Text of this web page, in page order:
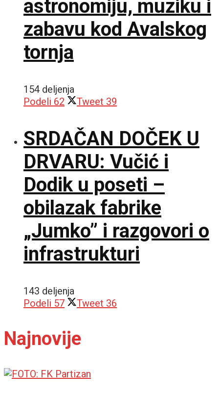
astronomiju, muziku i
zabavu kod Avalskog
tornja
154 deljenja
Podeli 62 Tweet 39
SRDAČAN DOČEK U
DRVARU: Vučić i
Dodik u poseti –
obilazak fabrike
„Jumko” i razgovori o
infrastrukturi
143 deljenja
Podeli 57 Tweet 36
Najnovije